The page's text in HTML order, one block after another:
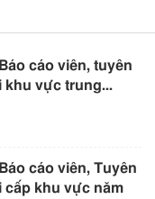
cáo viên, tuyên
khu vực trung...
cáo viên, Tuyên
cấp khu vực năm